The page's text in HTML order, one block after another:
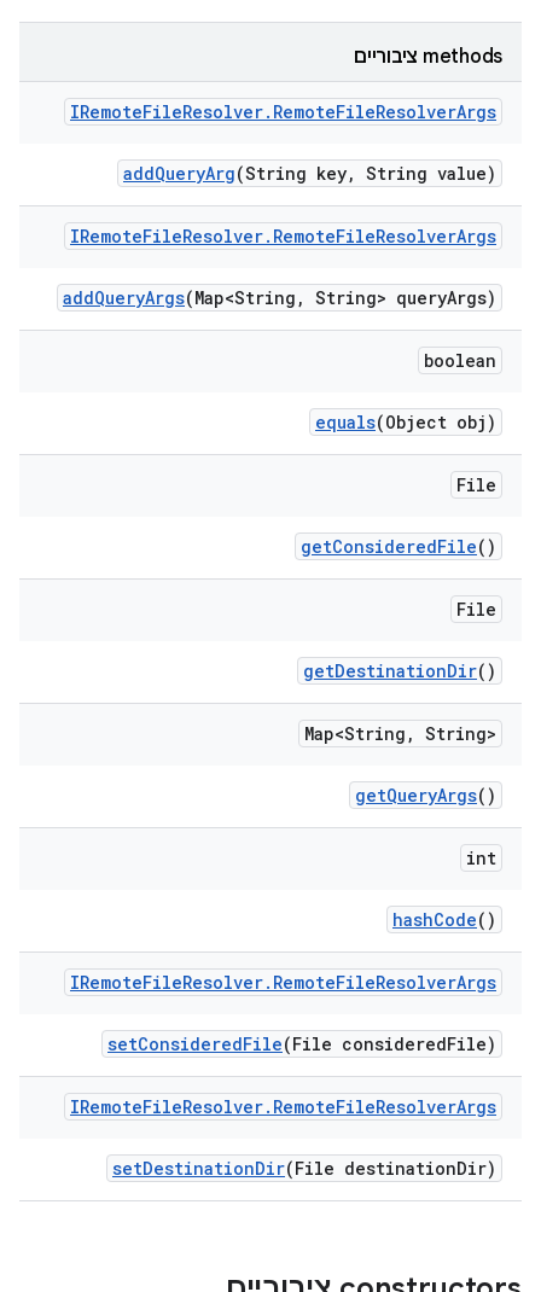
‫methods ציבוריים
IRemoteFileResolver. RemoteFileResolverArgs
addQueryArg(String key, String value)
IRemoteFileResolver. RemoteFileResolverArgs
addQueryArgs(Map<String , String> queryArgs)
boolean
equals(Object obj)
File
getConsideredFile()
File
getDestinationDir()
Map<String , String>
getQueryArgs()
int
hashCode()
IRemoteFileResolver. RemoteFileResolverArgs
setConsideredFile(File consideredFile)
IRemoteFileResolver. RemoteFileResolverArgs
setDestinationDir(File destinationDir)